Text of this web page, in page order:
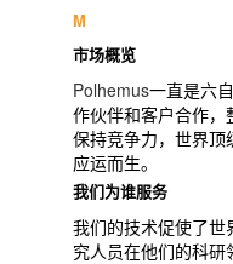
M
市场概览
Polhemus一直是六
作伙伴和客户合作
保持竞争力，世界
应运而生。
我们为谁服务
我们的技术促使了
究人员在他们的科